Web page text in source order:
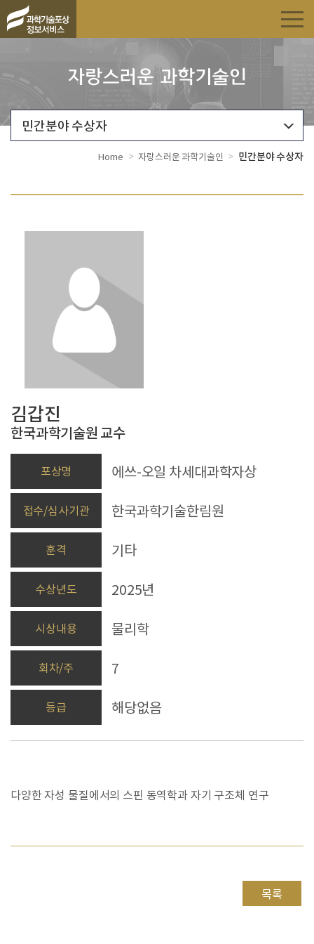
자랑스러운 과학기술인
민간분야 수상자
Home > 자랑스러운 과학기술인 > 민간분야 수상자
김갑진
한국과학기술원교수
포상명 에쓰-오일 차세대과학자상
접수/심사기관 한국과학기술한림원
훈격 기타
수상년도 2025년
시상내용 물리학
회차/주 7
등급 해당없음
다양한 자성 물질에서의 스핀 동역학과 자기 구조체 연구
목록